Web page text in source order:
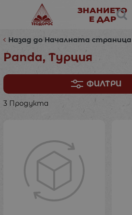
ЗНАНИЕТО
Е ДАР
Назад до Началната страница
Panda, Турция
ФИЛТРИ
3 Продукта